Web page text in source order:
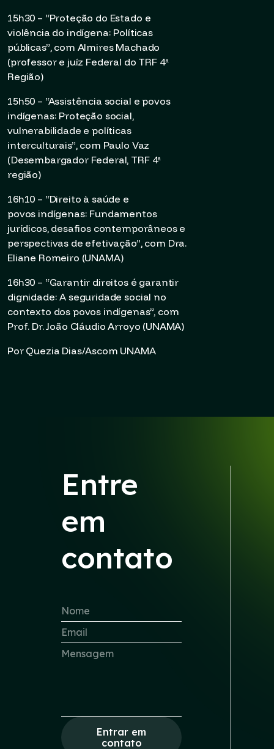
15h30 – “Proteção do Estado e
violência do indígena: Políticas
públicas”, com Almires Machado
(professor e juíz Federal do TRF 4ª
Região)
15h50 – “Assistência social e povos
indígenas: Proteção social,
vulnerabilidade e políticas
interculturais”, com Paulo Vaz
(Desembargador Federal, TRF 4ª
região)
16h10 – “Direito à saúde e
povos indígenas: Fundamentos
jurídicos, desafios contemporâneos e
perspectivas de efetivação”, com Dra.
Eliane Romeiro (UNAMA)
16h30 – “Garantir direitos é garantir
dignidade: A seguridade social no
contexto dos povos indígenas”, com
Prof. Dr. João Cláudio Arroyo (UNAMA)
Por Quezia Dias/Ascom UNAMA
Entre
em
contato
Entrar em
contato